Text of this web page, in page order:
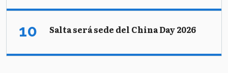
Salta será sede del China Day 2026